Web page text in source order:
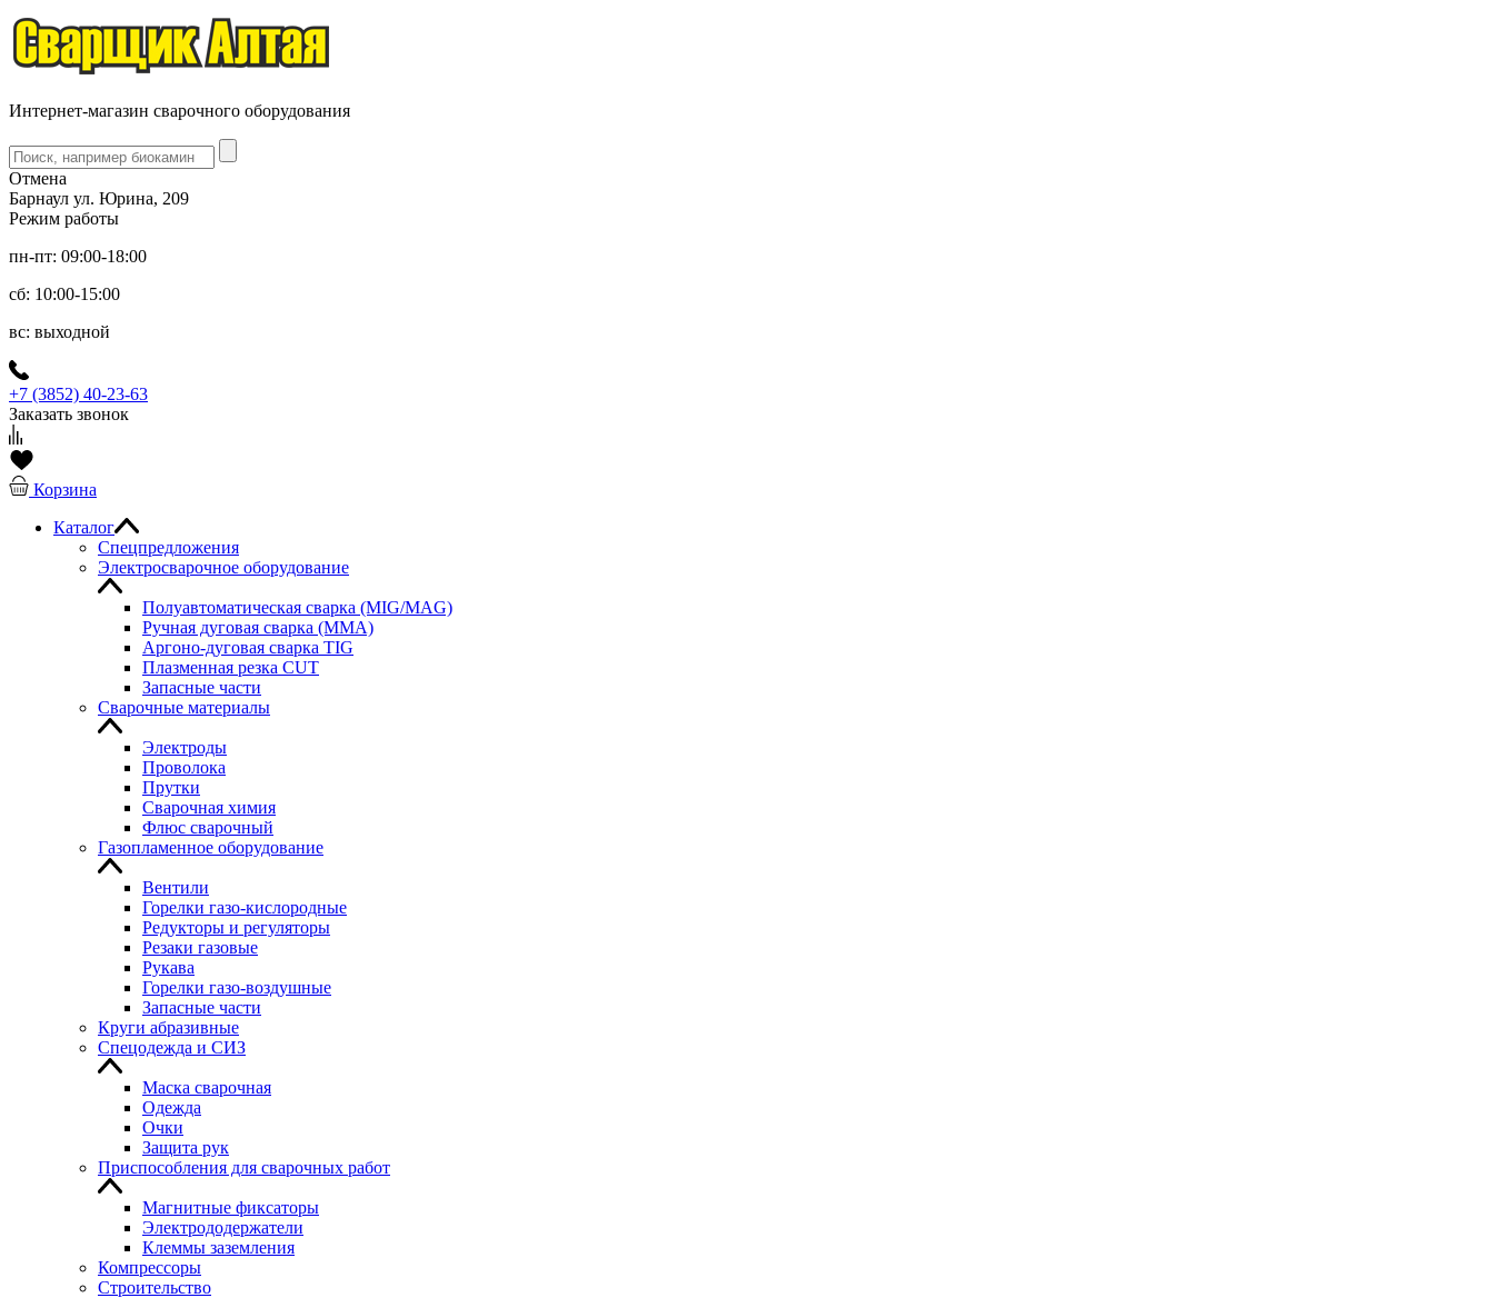
Интернет-магазин сварочного оборудования
Отмена
Барнаул ул. Юрина, 209
Режим работы
пн-пт: 09:00-18:00
сб: 10:00-15:00
вс: выходной
+7 (3852) 40-23-63
Заказать звонок
Корзина
Каталог
Спецпредложения
Электросварочное оборудование
Полуавтоматическая сварка (MIG/MAG)
Ручная дуговая сварка (MMA)
Аргоно-дуговая сварка TIG
Плазменная резка CUT
Запасные части
Сварочные материалы
Электроды
Проволока
Прутки
Сварочная химия
Флюс сварочный
Газопламенное оборудование
Вентили
Горелки газо-кислородные
Редукторы и регуляторы
Резаки газовые
Рукава
Горелки газо-воздушные
Запасные части
Круги абразивные
Спецодежда и СИЗ
Маска сварочная
Одежда
Очки
Защита рук
Приспособления для сварочных работ
Магнитные фиксаторы
Электрододержатели
Клеммы заземления
Компрессоры
Строительство